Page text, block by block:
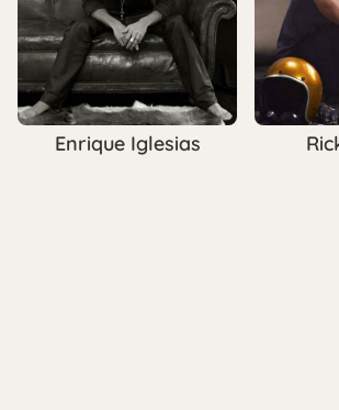
Enrique Iglesias